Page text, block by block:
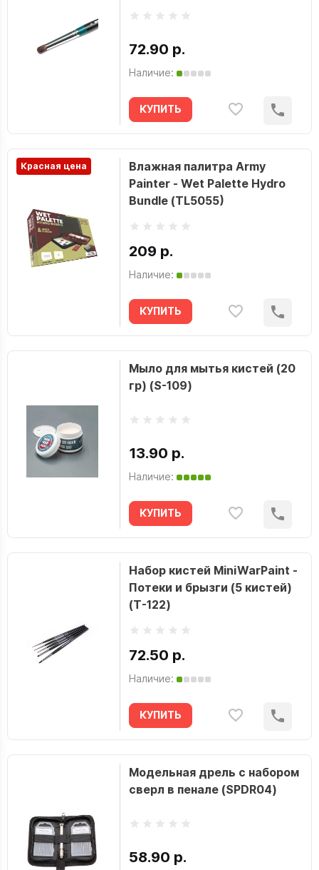
72.90 р.
Наличие:
КУПИТЬ
Красная цена
Влажная палитра Army
Painter - Wet Palette Hydro
Bundle (TL5055)
209 р.
Наличие:
КУПИТЬ
Мыло для мытья кистей (20
гр) (S-109)
13.90 р.
Наличие:
КУПИТЬ
Набор кистей MiniWarPaint -
Потеки и брызги (5 кистей)
(T-122)
72.50 р.
Наличие:
КУПИТЬ
Модельная дрель с набором
сверл в пенале (SPDR04)
58.90 р.